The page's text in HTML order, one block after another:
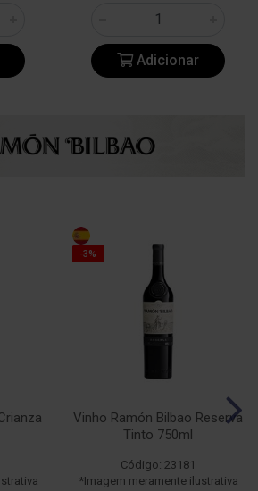
Adicionar
-3%
Vinho Ramón Bilbao Reserva
Tinto 750ml
Código: 23181
*Imagem meramente ilustrativa